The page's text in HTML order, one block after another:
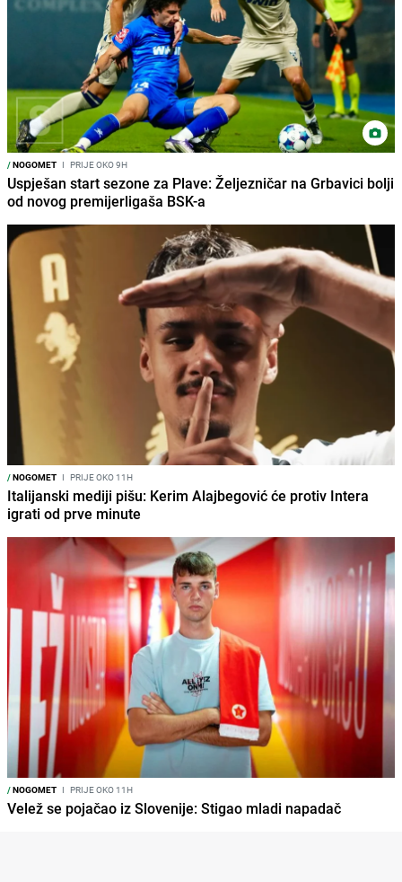
/NOGOMET I PRIJE OKO 9H
Uspješan start sezone za Plave: Željezničar na Grbavici bolji
od novog premijerligaša BSK-a
/NOGOMET I PRIJE OKO 11H
Italijanski mediji pišu: Kerim Alajbegović će protiv Intera
igrati od prve minute
/NOGOMET I PRIJE OKO 11H
Velež se pojačao iz Slovenije: Stigao mladi napadač